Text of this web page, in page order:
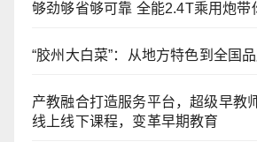
够劲够省够可靠 全能2.4T乘用炮带
“胶州大白菜”：从地方特色到全国
产教融合打造服务平台，超级早教
线上线下课程，变革早期教育